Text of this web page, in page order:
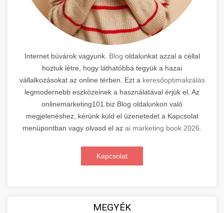
Internet búvárok vagyunk. Blog oldalunkat azzal a céllal
hoztuk létre, hogy láthatóbbá tegyük a hazai
vállalkozásokat az online térben. Ezt a keresőoptimalizálás
legmodernebb eszközeinek a használatával érjük el. Az
onlinemarketing101.biz Blog oldalunkon való
megjelenéshez, kérünk küld el üzenetedet a Kapcsolat
menüpontban vagy olvasd el az ai marketing book 2026
Kapcsolat
MEGYÉK